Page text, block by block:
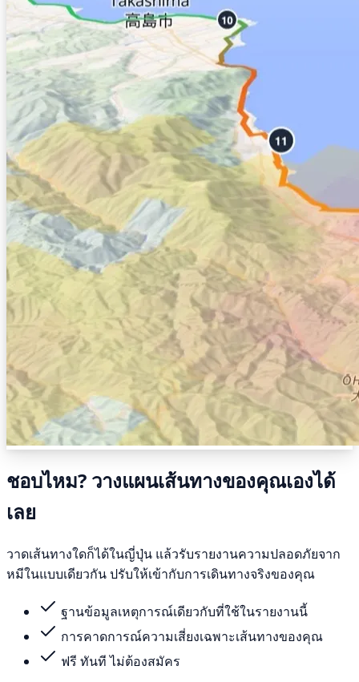
ชอบไหม? วางแผนเส้นทางของคุณเองได้
เลย
วาดเส้นทางใดก็ได้ในญี่ปุ่น แล้วรับรายงานความปลอดภัยจาก
หมีในแบบเดียวกัน ปรับให้เข้ากับการเดินทางจริงของคุณ
ฐานข้อมูลเหตุการณ์เดียวกับที่ใช้ในรายงานนี้
การคาดการณ์ความเสี่ยงเฉพาะเส้นทางของคุณ
ฟรี ทันที ไม่ต้องสมัคร